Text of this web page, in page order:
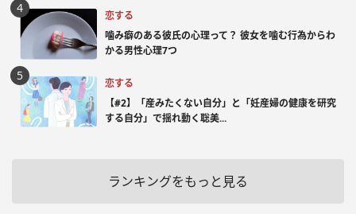
恋する
噛み癖のある彼氏の心理って？ 彼女を噛む行為からわ
かる男性心理7つ
恋する
【#2】「産みたくない自分」と「妊産婦の健康を研究
する自分」で揺れ動く聡美...
ランキングをもっと見る